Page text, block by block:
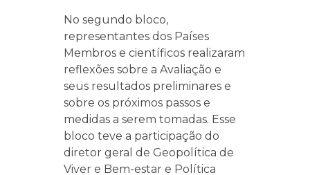
No segundo bloco,
representantes dos Países
Membros e científicos realizaram
reflexões sobre a Avaliação e
seus resultados preliminares e
sobre os próximos passos e
medidas a serem tomadas. Esse
bloco teve a participação do
diretor geral de Geopolítica de
Viver e Bem-estar e Política